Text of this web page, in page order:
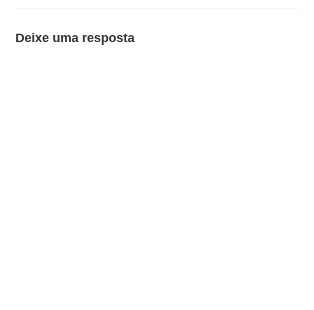
Deixe uma resposta